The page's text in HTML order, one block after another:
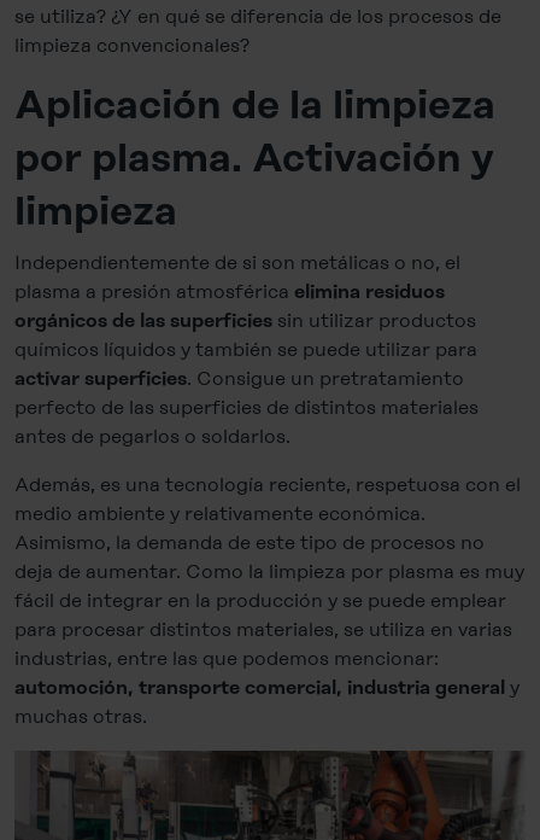
se utiliza? ¿Y en qué se diferencia de los procesos de
limpieza convencionales?
Aplicación de la limpieza
por plasma. Activación y
limpieza
Independientemente de si son metálicas o no, el
plasma a presión atmosférica elimina residuos
orgánicos de las superficies sin utilizar productos
químicos líquidos y también se puede utilizar para
activar superficies. Consigue un pretratamiento
perfecto de las superficies de distintos materiales
antes de pegarlos o soldarlos.
Además, es una tecnología reciente, respetuosa con el
medio ambiente y relativamente económica.
Asimismo, la demanda de este tipo de procesos no
deja de aumentar. Como la limpieza por plasma es muy
fácil de integrar en la producción y se puede emplear
para procesar distintos materiales, se utiliza en varias
industrias, entre las que podemos mencionar:
automoción, transporte comercial, industria general y
muchas otras.